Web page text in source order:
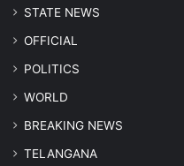
STATE NEWS
OFFICIAL
POLITICS
WORLD
BREAKING NEWS
TELANGANA